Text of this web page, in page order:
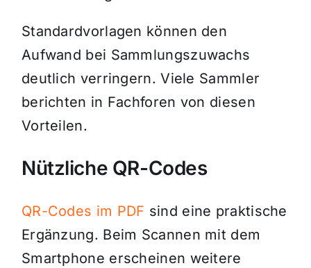
Standardvorlagen können den
Aufwand bei Sammlungszuwachs
deutlich verringern. Viele Sammler
berichten in Fachforen von diesen
Vorteilen.
Nützliche QR-Codes
QR-Codes im PDF sind eine praktische
Ergänzung. Beim Scannen mit dem
Smartphone erscheinen weitere